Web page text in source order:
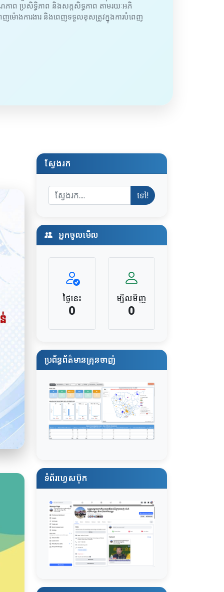
ាព ប្រសិទ្ធិភាព និងសក្កសិទ្ធភាព តាមរយៈអភិ
ញម៉ោងការងារ និងពេញទទួលខុសត្រូវក្នុងការបំពេញ
ស្វែងរក
ទៅ!
អ្នកចូលមើល
ថ្ងៃនេះ
0
ម្សិលមិញ
0
ប្រព័ន្ធព័ត៌មានគ្រុនចាញ់
ទំព័រហ្វេសប៊ុក